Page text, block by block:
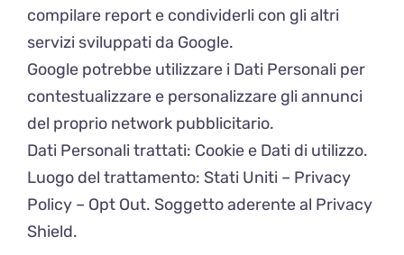
compilare report e condividerli con gli altri
servizi sviluppati da Google.
Google potrebbe utilizzare i Dati Personali per
contestualizzare e personalizzare gli annunci
del proprio network pubblicitario.
Dati Personali trattati: Cookie e Dati di utilizzo.
Luogo del trattamento: Stati Uniti – Privacy
Policy – Opt Out. Soggetto aderente al Privacy
Shield.